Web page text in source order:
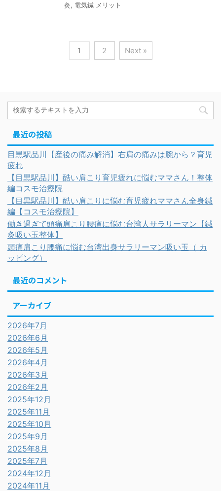
灸, 電気鍼 メリット
1 2 Next »
最近の投稿
目黒駅品川【産後の痛み解消】右肩の痛みは腕から？育児
疲れ
【目黒駅品川】酷い肩こり育児疲れに悩むママさん！整体
編コスモ治療院
【目黒駅品川】酷い肩こりに悩む育児疲れママさん全身鍼
編【コスモ治療院】
働き過ぎて頭痛肩こり腰痛に悩む台湾人サラリーマン【鍼
灸吸い玉整体】
頭痛肩こり腰痛に悩む台湾出身サラリーマン吸い玉（ カ
ッピング）
最近のコメント
アーカイブ
2026年7月
2026年6月
2026年5月
2026年4月
2026年3月
2026年2月
2025年12月
2025年11月
2025年10月
2025年9月
2025年8月
2025年7月
2024年12月
2024年11月